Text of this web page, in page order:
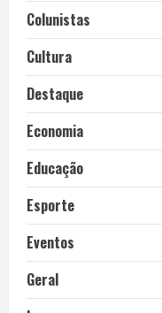
Colunistas
Cultura
Destaque
Economia
Educação
Esporte
Eventos
Geral